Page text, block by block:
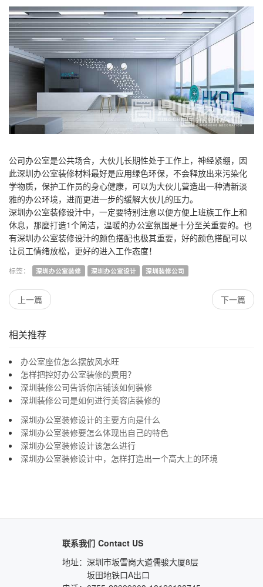
公司办公室是公共场合，大伙儿长期性处于工作上，神经紧绷，因
此深圳办公室装修材料最好是应用绿色环保，不会释放出来污染化
学物质，保护工作员的身心健康，可以为大伙儿营造出一种清新淡
雅的办公环境，进而更进一步的缓解大伙儿的压力。
深圳办公室装修设汁中，一定要特别注意以便方便上班族工作上和
休息，那麼打造1个简洁，温暖的办公室氛围是十分至关重要的。也
有深圳办公室装修设汁的颜色搭配也极其重要，好的颜色搭配可以
让员工情绪放松，更好的进入工作态度！
深圳办公室装修 深圳办公室设计 深圳装修公司
上一篇 下一篇
相关推荐
办公室座位怎么摆放风水旺
怎样把控好办公室装修的费用？
深圳装修公司告诉你店铺该如何装修
深圳装修公司是如何进行美容店装修的
深圳办公室装修设计的主要方向是什么
深圳办公室装修要怎么体现出自己的特色
深圳办公室装修设计该怎么进行
深圳办公室装修设计中，怎样打造出一个高大上的环境
联系我们 Contact US
地址： 深圳市坂雪岗大道儒骏大厦8层
坂田地铁口A出口